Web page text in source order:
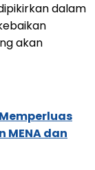
dalam
akan
dan